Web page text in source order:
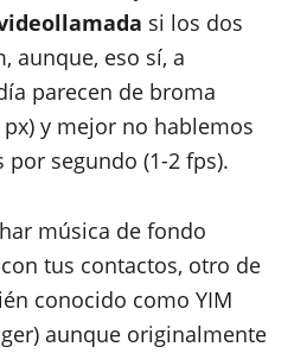
si los dos
aunque, eso sí, a
parecen de broma
px) y mejor no hablemos
por segundo (1-2 fps).
música de fondo
tus contactos, otro de
conocido como YIM
aunque originalmente